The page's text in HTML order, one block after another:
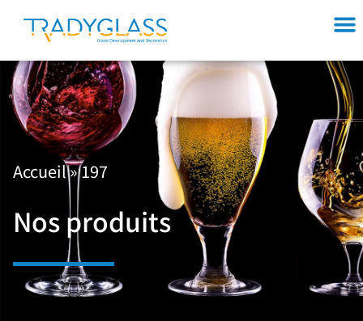
Accueil»197
Nos produits